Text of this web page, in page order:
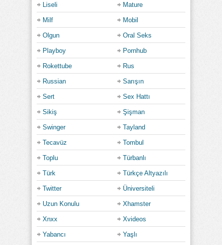
Liseli Mature
Milf Mobil
Olgun Oral Seks
Playboy Pornhub
Rokettube Rus
Russian Sarışın
Sert Sex Hattı
Sikiş Şişman
Swinger Tayland
Tecavüz Tombul
Toplu Türbanlı
Türk Türkçe Altyazılı
Twitter Üniversiteli
Uzun Konulu Xhamster
Xnxx Xvideos
Yabancı Yaşlı